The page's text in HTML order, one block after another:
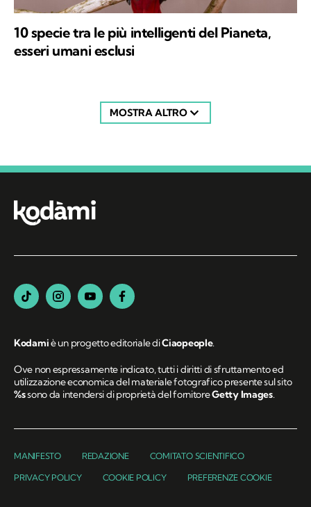
10 specie tra le più intelligenti del Pianeta,
esseri umani esclusi
MOSTRA ALTRO
Kodamiè un progetto editoriale diCiaopeople.
Ove non espressamente indicato, tutti i diritti di sfruttamento ed
utilizzazione economica del materiale fotografico presente sul sito
%ssono da intendersi di proprietà del fornitoreGetty Images.
MANIFESTO REDAZIONE COMITATO SCIENTIFICO
PRIVACY POLICY COOKIE POLICY PREFERENZE COOKIE